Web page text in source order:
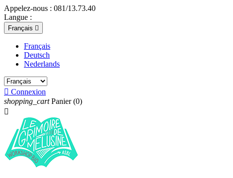
Appelez-nous : 081/13.73.40
Langue :
Français 
Français
Deutsch
Nederlands
 Connexion
shopping_cart Panier (0)
